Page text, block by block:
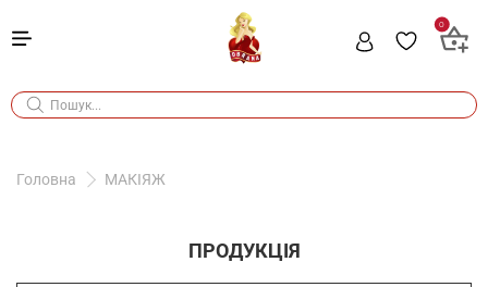
0
Головна МАКІЯЖ
ПРОДУКЦІЯ